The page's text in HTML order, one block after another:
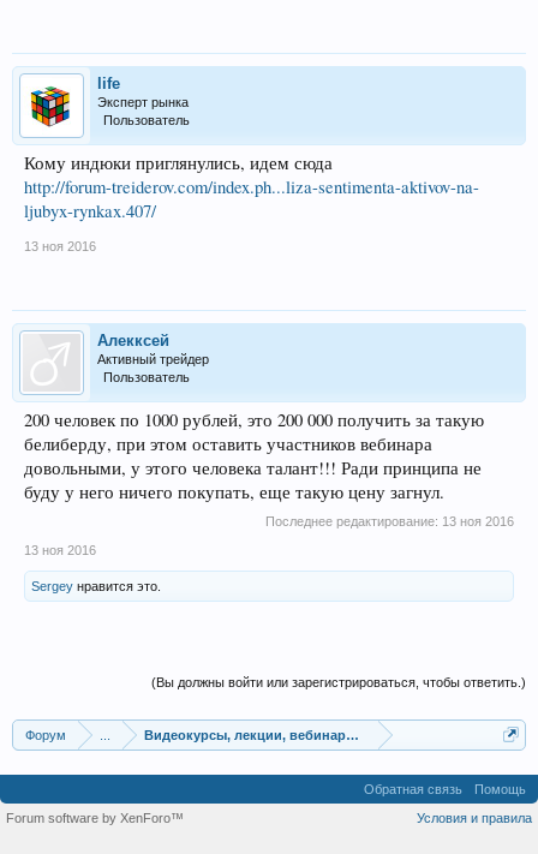
life
Эксперт рынка
Пользователь
Кому индюки приглянулись, идем сюда
http://forum-treiderov.com/index.ph...liza-sentimenta-aktivov-na-
ljubyx-rynkax.407/
13 ноя 2016
Алекксей
Активный трейдер
Пользователь
200 человек по 1000 рублей, это 200 000 получить за такую
белиберду, при этом оставить участников вебинара
довольными, у этого человека талант!!! Ради принципа не
буду у него ничего покупать, еще такую цену загнул.
Последнее редактирование: 13 ноя 2016
13 ноя 2016
Sergey нравится это.
(Вы должны войти или зарегистрироваться, чтобы ответить.)
Форум Видеокурсы, лекции, вебинары, учебный материал
Обратная связь
Помощь
Условия и правила
Forum software by XenForo™